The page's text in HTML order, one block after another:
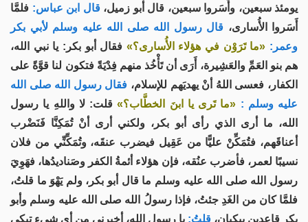
يومئذ سبعين، وأَسَروا سبعين، قال أبو زميل، قال ابن عباس: فلمَّا
أَسَروا الأُسارى، قال رسول الله صلى الله عليه وسلم لأبي بكر
وعمر: «ما تَرَوْن في هؤلاء الأُسارى؟» فقال أبو بكر: يا نبي الله،
هم بنو العَمِّ والعَشِيرة، أَرَى أن تَأْخُذ منهم فِدْيَةً فتكون لنا قوَّةً على
الكفار، فعسى اللهُ أنْ يهديَهم للإسلام، فقال رسول الله صلى الله
عليه وسلم : «ما تَرى يا ابنَ الخطَّاب؟»قلت: لا واللهِ يا رسول
الله، ما أرى الذي رأى أبو بكر، ولكني أرى أنْ تُمَكِنَّا فَنَضْرب
أعناقَهم، فتُمَكِّنْ عليًّا من عَقِيل فيضرب عنقَه، وتُمَكِّنِّي من فلان
نسيبًا لعمر، فأضرب عنُقه، فإن هؤلاء أئمةُ الكفر وصَناديدُها، فهَوِيَ
رسول الله صلى الله عليه وسلم ما قال أبو بكر، ولم يَهْوَ ما قلتُ،
فلمَّا كان من الغَدِ جئتُ، فإذا رسولُ الله صلى الله عليه وسلم وأبو
بكر قاعدين يبكيان، قلتُ: يا رسول الله، أخبرني مِن أي شيء تبكي